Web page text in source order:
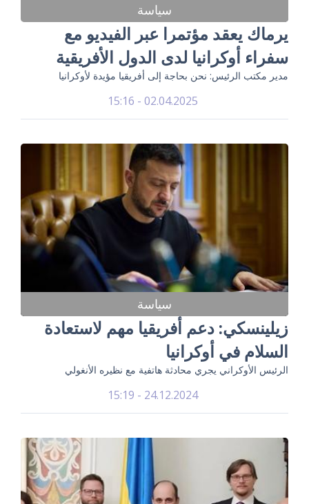
سياسة
يرماك يعقد مؤتمرا عبر الفيديو مع
سفراء أوكرانيا لدى الدول الأفريقية
مدير مكتب الرئيس: نحن بحاجة إلى أفريقيا مؤيدة لأوكرانيا
02.04.2025 - 15:16
سياسة
زيلينسكي: دعم أفريقيا مهم لاستعادة
السلام في أوكرانيا
الرئيس الأوكراني يجري محادثة هاتفية مع نظيره الأنغولي
24.12.2024 - 15:19